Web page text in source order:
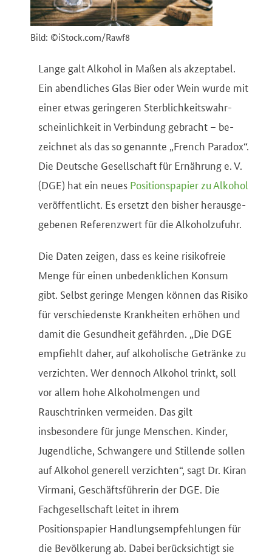
Bild: ©iStock.com/Rawf8
Lang­e galt Alk­o­hol in Maßen als ak­zep­tabel.
Ein a­bend­lich­es Glas Bier oder Wein wur­de mit
ei­ner et­was ge­ring­er­en Sterb­lich­keits­wahr­
schein­lich­keit in Ver­bin­dung ge­bracht – be­
zeich­net als das so ge­nann­te „French Paradox“.
Die Deut­sche Ge­sel­lschaft für Er­nähr­ung e. V.
(DGE) hat ein neu­es Po­si­tions­pa­pier zu Al­ko­hol
ver­öf­fen­tlicht. Es er­setzt den bis­her her­aus­ge­
ge­ben­en Ref­er­enz­wert für die Al­ko­hol­zu­fuhr.
Die Daten zeigen, dass es keine risikofreie
Menge für einen unbedenklichen Konsum
gibt. Selbst geringe Mengen können das Risiko
für verschiedenste Krankheiten erhöhen und
damit die Gesundheit gefährden. „Die DGE
empfiehlt daher, auf alkoholische Getränke zu
verzichten. Wer dennoch Alkohol trinkt, soll
vor allem hohe Alkoholmengen und
Rauschtrinken vermeiden. Das gilt
insbesondere für junge Menschen. Kinder,
Jugendliche, Schwangere und Stillende sollen
auf Alkohol generell verzichten“, sagt Dr. Kiran
Virmani, Geschäftsführerin der DGE. Die
Fachgesellschaft leitet in ihrem
Positionspapier Handlungsempfehlungen für
die Bevölkerung ab. Dabei berücksichtigt sie